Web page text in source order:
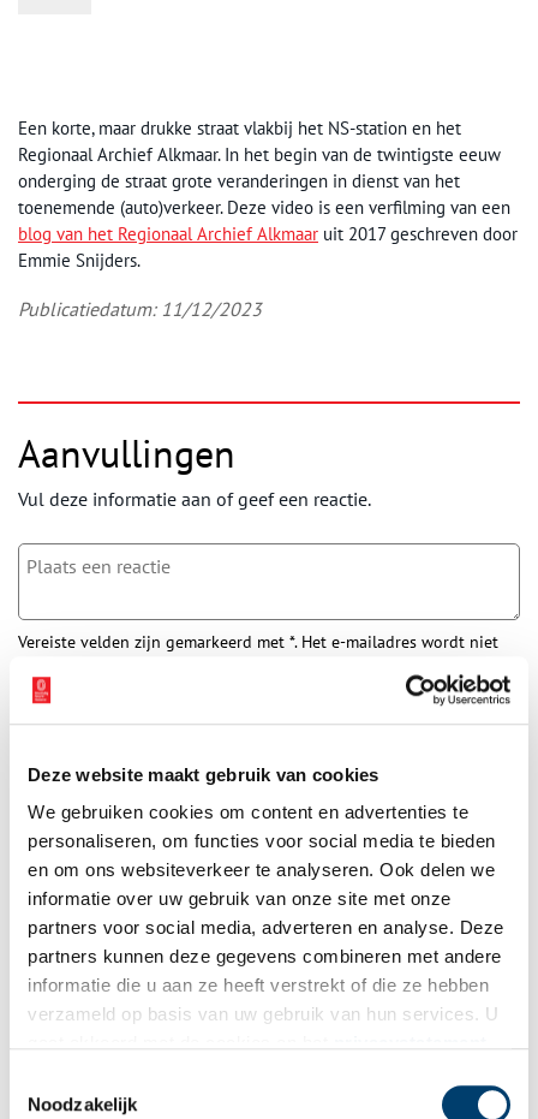
Deze website maakt gebruik van cookies
We gebruiken cookies om content en advertenties te
personaliseren, om functies voor social media te bieden
en om ons websiteverkeer te analyseren. Ook delen we
informatie over uw gebruik van onze site met onze
partners voor social media, adverteren en analyse. Deze
partners kunnen deze gegevens combineren met andere
informatie die u aan ze heeft verstrekt of die ze hebben
verzameld op basis van uw gebruik van hun services. U
Noodzakelijk
Een korte, maar drukke straat vlakbij het NS-station en het
Regionaal Archief Alkmaar. In het begin van de twintigste eeuw
onderging de straat grote veranderingen in dienst van het
toenemende (auto)verkeer. Deze video is een verfilming van een
blog van het Regionaal Archief Alkmaar uit 2017 geschreven door
Emmie Snijders.
Publicatiedatum: 11/12/2023
Aanvullingen
Vul deze informatie aan of geef een reactie.
Vereiste velden zijn gemarkeerd met *. Het e-mailadres wordt niet
Naam
Vink dit aan als u op de hoogte gehouden wil worden.